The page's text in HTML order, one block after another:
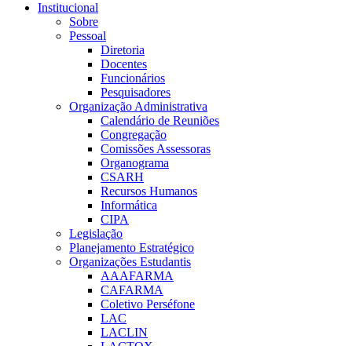
Institucional
Sobre
Pessoal
Diretoria
Docentes
Funcionários
Pesquisadores
Organização Administrativa
Calendário de Reuniões
Congregação
Comissões Assessoras
Organograma
CSARH
Recursos Humanos
Informática
CIPA
Legislação
Planejamento Estratégico
Organizações Estudantis
AAAFARMA
CAFARMA
Coletivo Perséfone
LAC
LACLIN